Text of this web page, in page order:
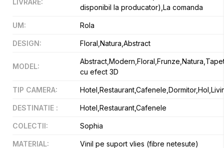
disponibil la producator),La comanda
UM: Rola
DESIGN: Floral,Natura,Abstract
MODEL:
cu efect 3D
TIP CAMERA:
DESTINATIE : Hotel,Restaurant,Cafenele
COLECTII: Sophia
MATERIAL: Vinil pe suport vlies (fibre netesute)